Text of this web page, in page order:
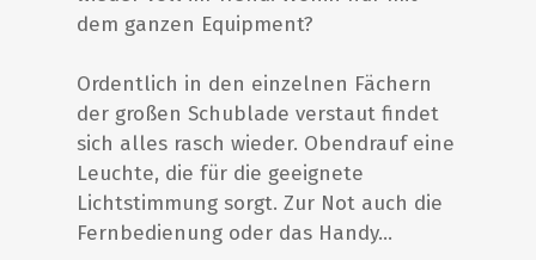
dem ganzen Equipment?
Ordentlich in den einzelnen Fächern
der großen Schublade verstaut findet
sich alles rasch wieder. Obendrauf eine
Leuchte, die für die geeignete
Lichtstimmung sorgt. Zur Not auch die
Fernbedienung oder das Handy…